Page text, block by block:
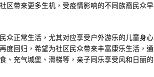
区带来更多生机，受疫情影响的不同族裔民众早
众正常生活，尤其对应享受户外游乐的儿童身心
度回归，希望为社区民众带来丰富康乐生活，通
、充气城堡、滑梯等，亲子同乐享受风和日丽的